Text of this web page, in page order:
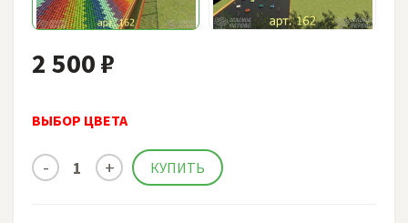
2 500 ₽
ВЫБОР ЦВЕТА